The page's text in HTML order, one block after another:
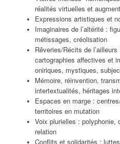
réalités virtuelles et
Expressions artistiques et
Imaginaires de l’altérité :
métissages, créolisation
Rêveries/Récits de
cartographies affectives et
oniriques, mystiques,
Mémoire, réinvention,
intertextualités, héritages
Espaces en marge :
territoires en mutation
Voix plurielles : polyphonie,
relation
Conflits et solidarités :